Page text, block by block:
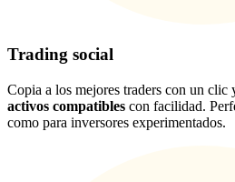
Trading social
Copia a los mejores traders con un clic
activos compatibles con facilidad.
como para inversores experimentados.